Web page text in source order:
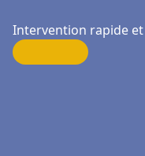
Intervention rapide et